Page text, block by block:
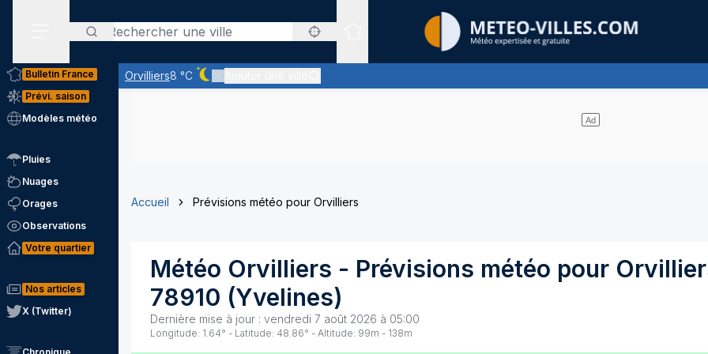
Rechercher
Sites expertis&eacute;s
Orvilliers8 °C
Ciel dégagé - quasiment pas de nuages
Bulletin France
Prévi. saison
Modèles météo
Pluies
Nuages
Orages
Observations
Votre quartier
Nos articles
X (Twitter)
Accueil Prévisions météo pour Orvilliers
Météo Orvilliers - Prévisions météo pour
78910 (Yvelines)
Dernière mise à jour : vendredi 7 août 2026 à 05:00
Longitude: 1.64° - Latitude: 48.86° - Altitude: 99m - 138m